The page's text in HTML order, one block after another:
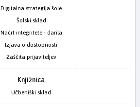
Digitalna strategija šole
Šolski sklad
Načrt integritete - darila
Izjava o dostopnosti
Zaščita prijaviteljev
Knjižnica
Učbeniški sklad